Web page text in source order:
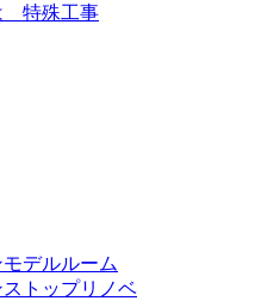
特殊工事
デルルーム
トップリノベ